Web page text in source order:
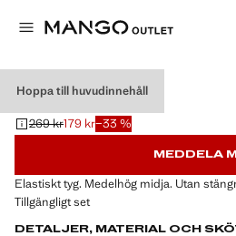
Hoppa till huvudinnehåll
BIKINITROSA
Ursprungligt pris överstruket [269 kr ]
269 kr
Gällande pris [179 kr ]
179 kr−33 %
Välj en färg
MEDDELA
Elastiskt tyg. Medelhög midja. Utan
Tillgängligt set
DETALJER, MATERIAL OCH